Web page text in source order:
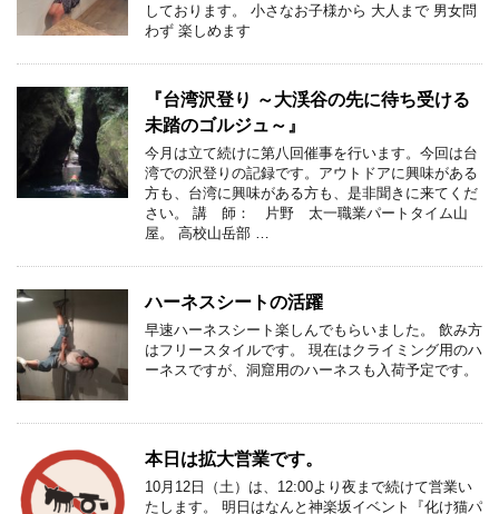
しております。 小さなお子様から 大人まで 男女問
わず 楽しめます
『台湾沢登り ～大渓谷の先に待ち受ける
未踏のゴルジュ～』
今月は立て続けに第八回催事を行います。今回は台
湾での沢登りの記録です。アウトドアに興味がある
方も、台湾に興味がある方も、是非聞きに来てくだ
さい。 講 師： 片野 太一職業パートタイム山
屋。 高校山岳部 …
ハーネスシートの活躍
早速ハーネスシート楽しんでもらいました。 飲み方
はフリースタイルです。 現在はクライミング用のハ
ーネスですが、洞窟用のハーネスも入荷予定です。
本日は拡大営業です。
10月12日（土）は、12:00より夜まで続けて営業い
たします。 明日はなんと神楽坂イベント『化け猫パ